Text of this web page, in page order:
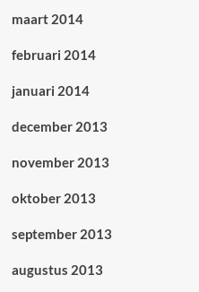
maart 2014
februari 2014
januari 2014
december 2013
november 2013
oktober 2013
september 2013
augustus 2013